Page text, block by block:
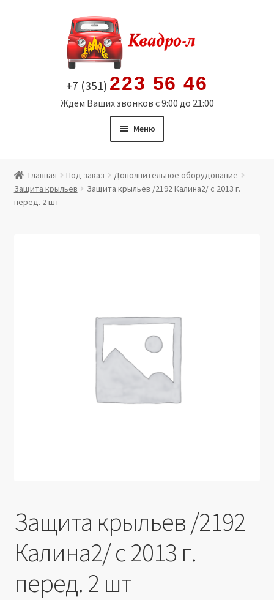
содержимому
+7 (351) 223 56 46
Ждём Ваших звонков с 9:00 до 21:00
Меню
Витрина
Главная Под заказ
Дополнительное оборудование
Защита крыльев
Защита крыльев /2192 Калина2/ с 2013 г.
перед. 2 шт
Защита крыльев /2192
Калина2/ с 2013 г.
перед. 2 шт